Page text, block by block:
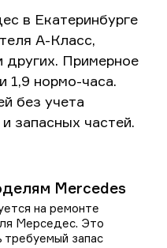
в Екатеринбурге
А-Класс,
других. Примерное
1,9 нормо-часа.
без учета
запасных частей.
Mercedes
на ремонте
Мерседес. Это
запас